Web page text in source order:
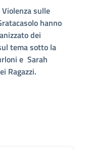
sulle
hanno
dei
tema sotto la
e Sarah
Ragazzi.